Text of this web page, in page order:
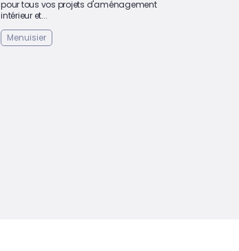
pour tous vos projets d'aménagement
intérieur et...
Menuisier